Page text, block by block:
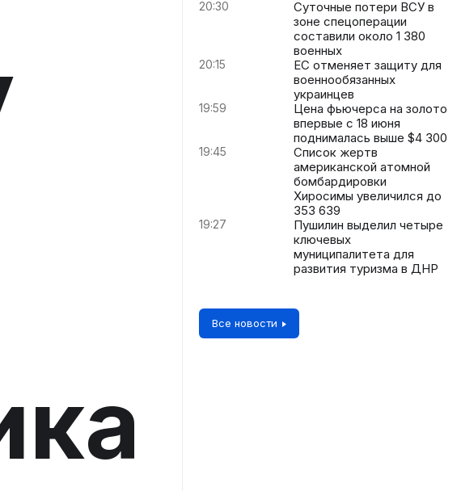
20:30
Суточные потери ВСУ в
зоне спецоперации
составили около 1 380
военных
20:15
ЕС отменяет защиту для
военнообязанных
украинцев
19:59
Цена фьючерса на золото
впервые с 18 июня
поднималась выше $4 300
19:45
Список жертв
американской атомной
бомбардировки
Хиросимы увеличился до
353 639
19:27
Пушилин выделил четыре
ключевых
муниципалитета для
развития туризма в ДНР
Все новости